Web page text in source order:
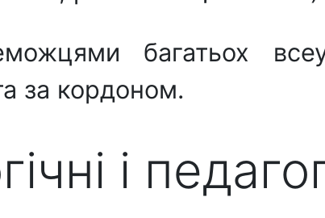
багатьох
за кордоном.
і